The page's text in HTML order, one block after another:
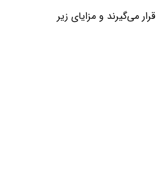
قرار می‌گیرند و مزایای زیر